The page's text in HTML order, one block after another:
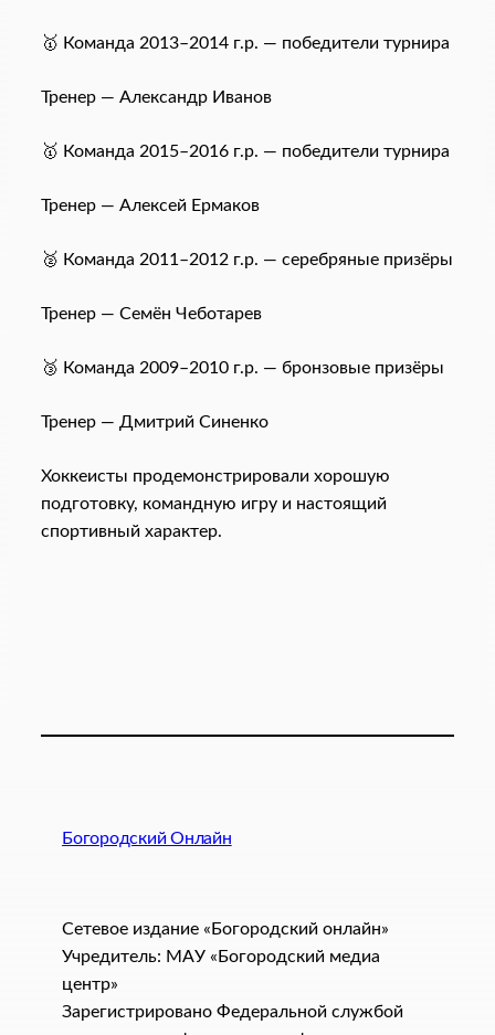
🥇 Команда 2013–2014 г.р. — победители турнира
Тренер — Александр Иванов
🥇 Команда 2015–2016 г.р. — победители турнира
Тренер — Алексей Ермаков
🥈 Команда 2011–2012 г.р. — серебряные призёры
Тренер — Семён Чеботарев
🥉 Команда 2009–2010 г.р. — бронзовые призёры
Тренер — Дмитрий Синенко
Хоккеисты продемонстрировали хорошую
подготовку, командную игру и настоящий
спортивный характер.
Богородский Онлайн
Сетевое издание «Богородский онлайн»
Учредитель: МАУ «Богородский медиа
центр»
Зарегистрировано Федеральной службой